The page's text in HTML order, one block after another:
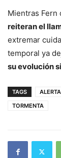
Mientras Fern
reiteran el
extremar
temporal ya
su evolución
TAGS ALERTA
TORMENTA